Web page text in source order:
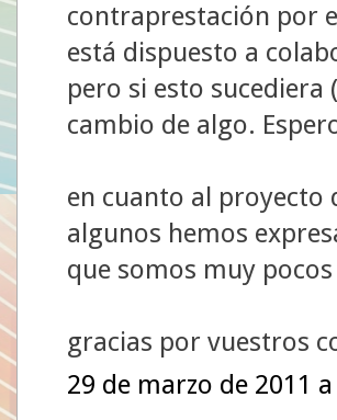
contraprestación por
está dispuesto a
pero si esto sucediera
cambio de algo.
en cuanto al proyecto
algunos hemos
que somos muy
gracias por vuestros
29 de marzo de 2011